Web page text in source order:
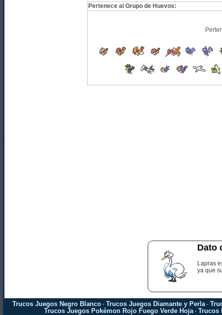
Pertenece al Grupo de Huevos:
Dato
Lapras
ya que
Trucos Juegos Negro Blanco -Trucos Juegos Diamante y Perla -
Trucos Juegos Pokémon Rojo Fuego Verde Hoja -Trucos